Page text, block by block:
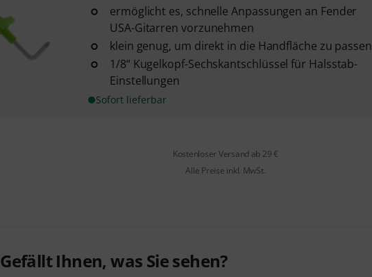
ermöglicht es, schnelle Anpassungen an Fender
USA-Gitarren vorzunehmen
klein genug, um direkt in die Handfläche zu passen
1/8“ Kugelkopf-Sechskantschlüssel für Halsstab-
Einstellungen
Sofort lieferbar
Kostenloser Versand ab 29 €
Alle Preise inkl. MwSt.
Gefällt Ihnen, was Sie sehen?